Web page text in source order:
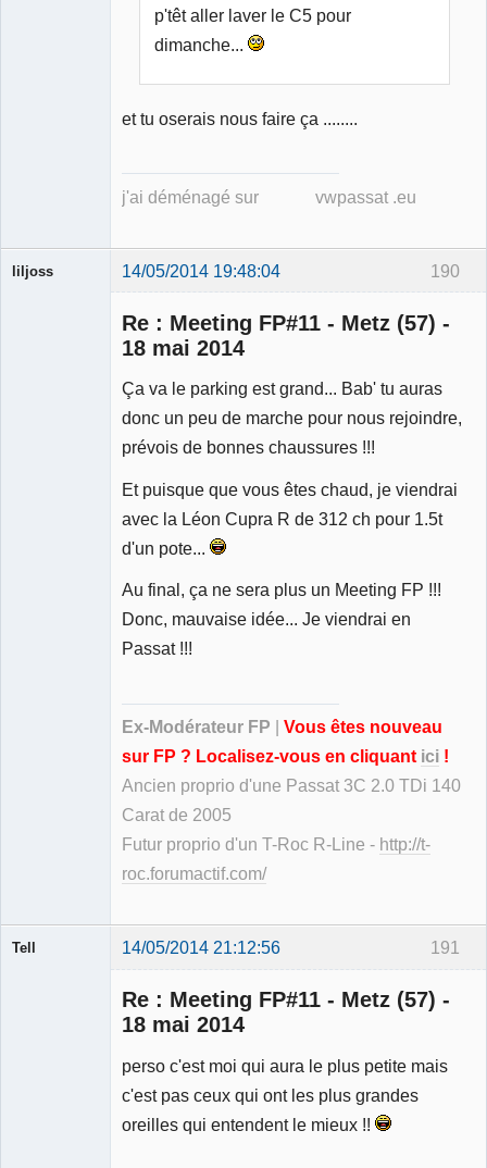
p'têt aller laver le C5 pour
dimanche...
et tu oserais nous faire ça ........
j'ai déménagé sur vwpassat .eu
190
liljoss 14/05/2014 19:48:04
Re : Meeting FP#11 - Metz (57) -
18 mai 2014
Ça va le parking est grand... Bab' tu auras
donc un peu de marche pour nous rejoindre,
prévois de bonnes chaussures !!!
Et puisque que vous êtes chaud, je viendrai
avec la Léon Cupra R de 312 ch pour 1.5t
d'un pote...
Au final, ça ne sera plus un Meeting FP !!!
Donc, mauvaise idée... Je viendrai en
Passat !!!
Ex-Modérateur FP
Vous êtes nouveau
sur FP ? Localisez-vous en cliquant ici !
Ancien proprio d'une Passat 3C 2.0 TDi 140
Carat de 2005
Futur proprio d'un T-Roc R-Line - http://t-
roc.forumactif.com/
191
Tell 14/05/2014 21:12:56
Re : Meeting FP#11 - Metz (57) -
18 mai 2014
perso c'est moi qui aura le plus petite mais
c'est pas ceux qui ont les plus grandes
oreilles qui entendent le mieux !!